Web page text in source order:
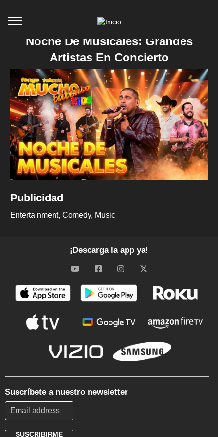
Noche De Musicales: Grandes
Artistas En Concierto
Publicidad
Entertainment Comedy Music
¡Descarga la app ya!
Suscríbete a nuestro newsletter
SUSCRIBIRME